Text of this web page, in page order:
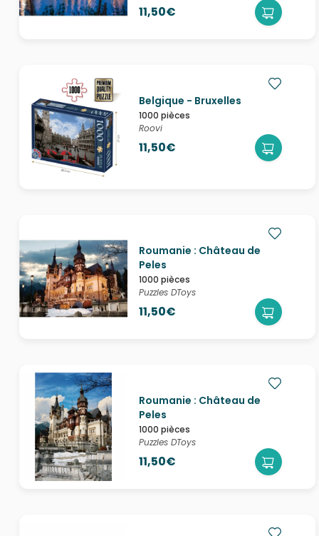
11,50€
Belgique - Bruxelles
1000 pièces
Roovi
11,50€
Roumanie : Château de
Peles
1000 pièces
Puzzles DToys
11,50€
Roumanie : Château de
Peles
1000 pièces
Puzzles DToys
11,50€